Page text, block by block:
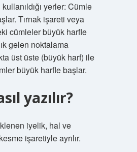
yerler: Cümle
Tırnak işareti veya
cümleler büyük harfle
gelen noktalama
üst üste (büyük harf) ile
büyük harfle başlar.
yazılır?
iyelik, hal ve
işaretiyle ayrılır.